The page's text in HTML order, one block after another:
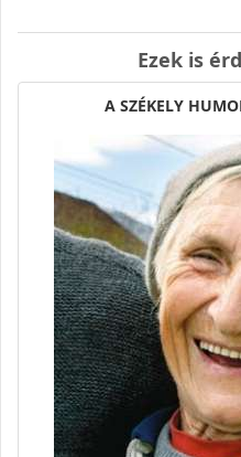
Ezek is
A SZÉKELY